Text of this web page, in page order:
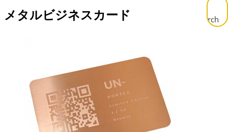
Search
メタルビジネスカード